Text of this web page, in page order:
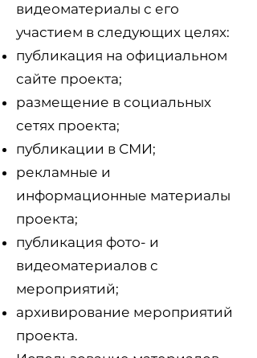
видеоматериалы с его
участием в следующих целях:
публикация на официальном
сайте проекта;
размещение в социальных
сетях проекта;
публикации в СМИ;
рекламные и
информационные материалы
проекта;
публикация фото- и
видеоматериалов с
мероприятий;
архивирование мероприятий
проекта.